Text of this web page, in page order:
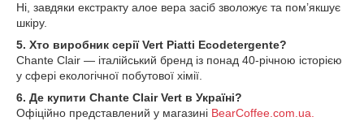
Ні, завдяки екстракту алое вера засіб зволожує та пом’якшує
шкіру.
5. Хто виробник серії Vert Piatti Ecodetergente?
Chante Clair — італійський бренд із понад 40-річною історією
у сфері екологічної побутової хімії.
6. Де купити Chante Clair Vert в Україні?
Офіційно представлений у магазині BearCoffee.com.ua.